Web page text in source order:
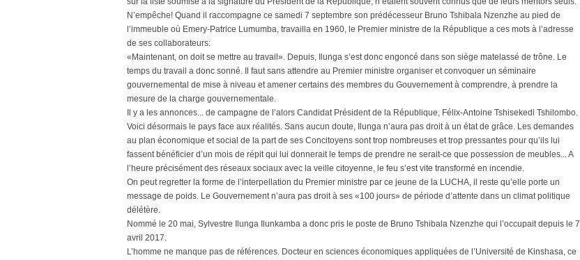
N’empêche! Quand il raccompagne ce samedi 7 septembre son prédécesseur Bruno Tshibala Nzenzhe au pied de
l’immeuble où Emery-Patrice Lumumba, travailla en 1960, le Premier ministre de la République a ces mots à l’adresse
de ses collaborateurs:
«Maintenant, on doit se mettre au travail». Depuis, Ilunga s’est donc engoncé dans son siège matelassé de trône. Le
temps du travail a donc sonné. Il faut sans attendre au Premier ministre organiser et convoquer un séminaire
gouvernemental de mise à niveau et amener certains des membres du Gouvernement à comprendre, à prendre la
mesure de la charge gouvernementale.
Il y a les annonces... de campagne de l’alors Candidat Président de la République, Félix-Antoine Tshisekedi Tshilombo.
Voici désormais le pays face aux réalités. Sans aucun doute, Ilunga n’aura pas droit à un état de grâce. Les demandes
au plan économique et social de la part de ses Concitoyens sont trop nombreuses et trop pressantes pour qu’ils lui
fassent bénéficier d’un mois de répit qui lui donnerait le temps de prendre ne serait-ce que possession de meubles... A
l’heure précisément des réseaux sociaux avec la veille citoyenne, le feu s’est vite transformé en incendie.
On peut regretter la forme de l’interpellation du Premier ministre par ce jeune de la LUCHA, il reste qu’elle porte un
message de poids. Le Gouvernement n’aura pas droit à ses «100 jours» de période d’attente dans un climat politique
délétère.
Nommé le 20 mai, Sylvestre Ilunga Ilunkamba a donc pris le poste de Bruno Tshibala Nzenzhe qui l’occupait depuis le 7
avril 2017.
L’homme ne manque pas de références. Docteur en sciences économiques appliquées de l’Université de Kinshasa, ce